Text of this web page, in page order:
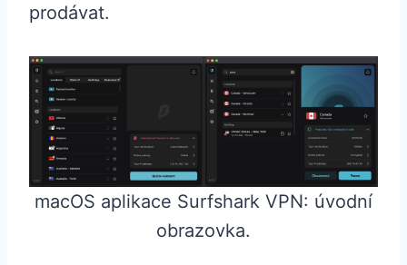
prodávat.
macOS aplikace Surfshark VPN: úvodní
obrazovka.